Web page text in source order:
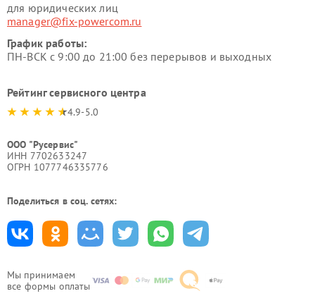
Мы принимаем
все формы оплаты
для юридических лиц
manager@fix-powercom.ru
График работы:
ПН-ВСК с 9:00 до 21:00 без перерывов и выходных
Рейтинг сервисного центра
4.9-5.0
ООО "Русервис"
ИНН 7702633247
ОГРН 1077746335776
Поделиться в соц. сетях: